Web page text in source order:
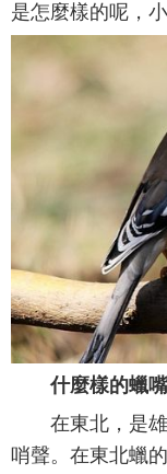
是怎麼樣的呢，
什麼樣的蠟
在東北，是
哨聲。在東北蠟